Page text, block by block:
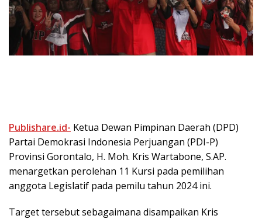
Publishare.id- Ketua Dewan Pimpinan Daerah (DPD)
Partai Demokrasi Indonesia Perjuangan (PDI-P)
Provinsi Gorontalo, H. Moh. Kris Wartabone, S.AP.
menargetkan perolehan 11 Kursi pada pemilihan
anggota Legislatif pada pemilu tahun 2024 ini.
Target tersebut sebagaimana disampaikan Kris